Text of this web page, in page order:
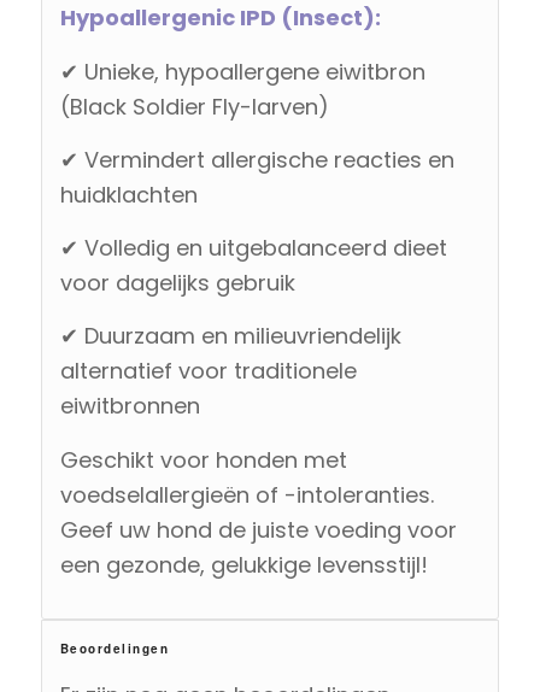
Hypoallergenic IPD (Insect):
✔ Unieke, hypoallergene eiwitbron
(Black Soldier Fly-larven)
✔ Vermindert allergische reacties en
huidklachten
✔ Volledig en uitgebalanceerd dieet
voor dagelijks gebruik
✔ Duurzaam en milieuvriendelijk
alternatief voor traditionele
eiwitbronnen
Geschikt voor honden met
voedselallergieën of -intoleranties.
Geef uw hond de juiste voeding voor
een gezonde, gelukkige levensstijl!
Beoordelingen